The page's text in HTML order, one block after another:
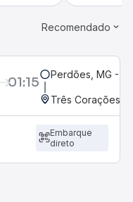
Recomendado
01:15 Perdões, MG -
Três Corações,
Embarque
direto